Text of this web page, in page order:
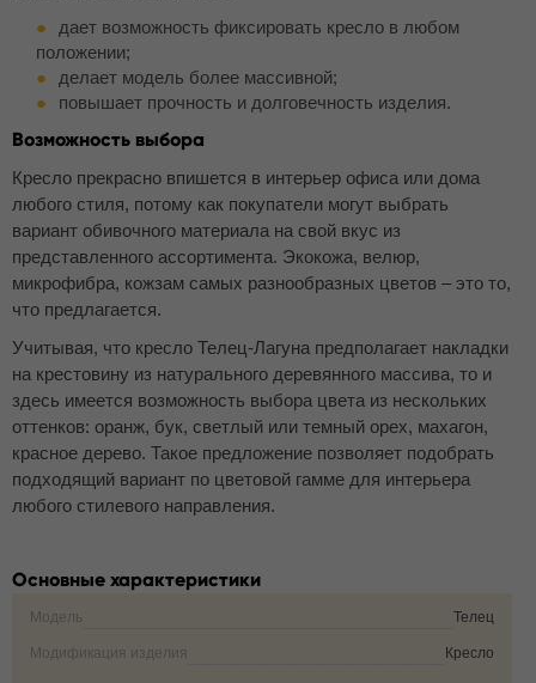
дает возможность фиксировать кресло в любом
положении;
делает модель более массивной;
повышает прочность и долговечность изделия.
Возможность выбора
Кресло прекрасно впишется в интерьер офиса или дома
любого стиля, потому как покупатели могут выбрать
вариант обивочного материала на свой вкус из
представленного ассортимента. Экокожа, велюр,
микрофибра, кожзам самых разнообразных цветов – это то,
что предлагается.
Учитывая, что кресло Телец-Лагуна предполагает накладки
на крестовину из натурального деревянного массива, то и
здесь имеется возможность выбора цвета из нескольких
оттенков: оранж, бук, светлый или темный орех, махагон,
красное дерево. Такое предложение позволяет подобрать
подходящий вариант по цветовой гамме для интерьера
любого стилевого направления.
Основные характеристики
Модель Телец
Модификация изделия Кресло